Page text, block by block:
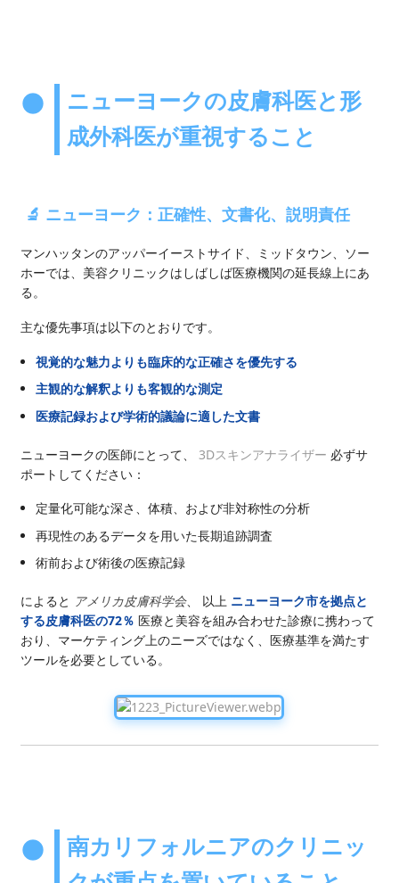
ニューヨークの皮膚科医と形
成外科医が重視すること
🔬 ニューヨーク：正確性、文書化、説明責任
マンハッタンのアッパーイーストサイド、ミッドタウン、ソー
ホーでは、美容クリニックはしばしば医療機関の延長線上にあ
る。
主な優先事項は以下のとおりです。
視覚的な魅力よりも臨床的な正確さを優先する
主観的な解釈よりも客観的な測定
医療記録および学術的議論に適した文書
ニューヨークの医師にとって、 3Dスキンアナライザー 必ずサ
ポートしてください：
定量化可能な深さ、体積、および非対称性の分析
再現性のあるデータを用いた長期追跡調査
術前および術後の医療記録
によると アメリカ皮膚科学会、 以上 ニューヨーク市を拠点と
する皮膚科医の72％ 医療と美容を組み合わせた診療に携わって
おり、マーケティング上のニーズではなく、医療基準を満たす
ツールを必要としている。
南カリフォルニアのクリニッ